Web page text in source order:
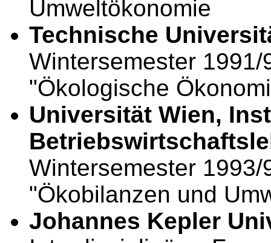
Umweltökonomie
Technische
Wintersemester
"Ökologische
Universität Wien,
Wintersemester
"Ökobilanzen und
Johannes Kepler